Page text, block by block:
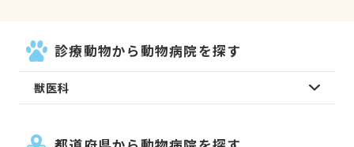
診療動物から動物病院を探す
獣医科